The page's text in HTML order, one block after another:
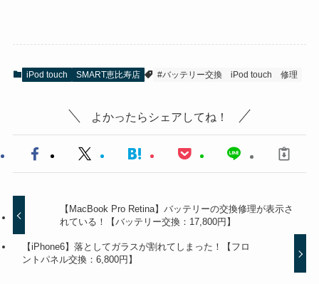
iPod touch SMART恵比寿店 #バッテリー交換 iPod touch 修理
よかったらシェアしてね！
【MacBook Pro Retina】バッテリーの交換修理が表示さ
れている！【バッテリー交換：17,800円】
【iPhone6】落としてガラスが割れてしまった！【フロ
ントパネル交換：6,800円】